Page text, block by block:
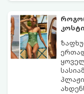
სამი